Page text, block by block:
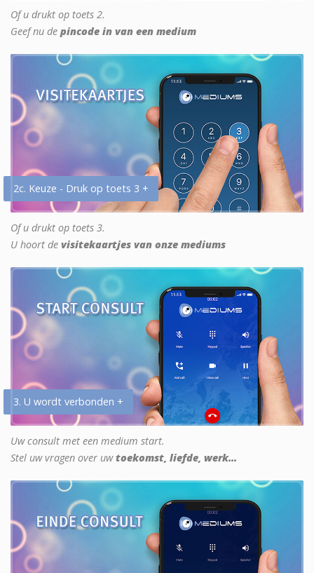
Of u drukt op toets 2.
Geef nu de pincode in van een medium
2c. Keuze - Druk op toets 3 +
Of u drukt op toets 3.
U hoort de visitekaartjes van onze mediums
3. U wordt verbonden +
Uw consult met een medium start.
Stel uw vragen over uwtoekomst, liefde, werk...